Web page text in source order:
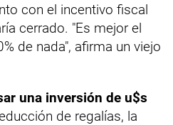
con el incentivo fiscal
cerrado. "Es mejor el
de nada", afirma un viejo
una inversión de u$s
de regalías, la